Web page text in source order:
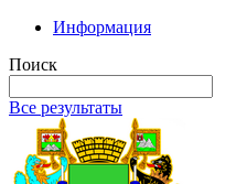
Информация
Поиск
Все результаты